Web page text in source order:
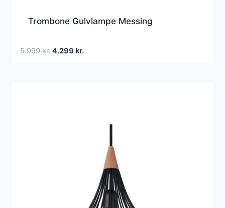
Trombone Gulvlampe Messing
5.999kr. Den
4.299 kr.Den